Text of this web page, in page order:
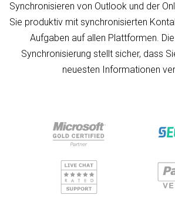
Synchronisieren von Outlook und der
Sie produktiv mit synchronisierten
Aufgaben auf allen Plattformen.
Synchronisierung stellt sicher, dass
neuesten Informationen